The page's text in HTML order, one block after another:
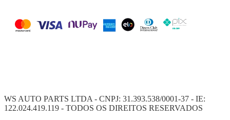
WS AUTO PARTS LTDA - CNPJ: 31.393.538/0001-37 - IE:
122.024.419.119 - TODOS OS DIREITOS RESERVADOS